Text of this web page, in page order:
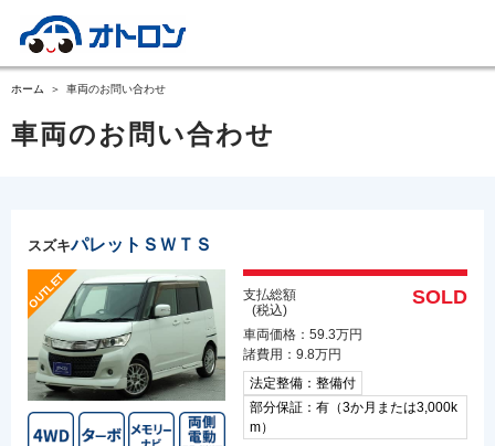
ホーム 車両のお問い合わせ
車両のお問い合わせ
スズキパレットＳＷＴＳ
支払総額
(税込)
SOLD
車両価格：59.3万円
諸費用：9.8万円
法定整備：整備付
部分保証：有（3か月または3,000k
m）